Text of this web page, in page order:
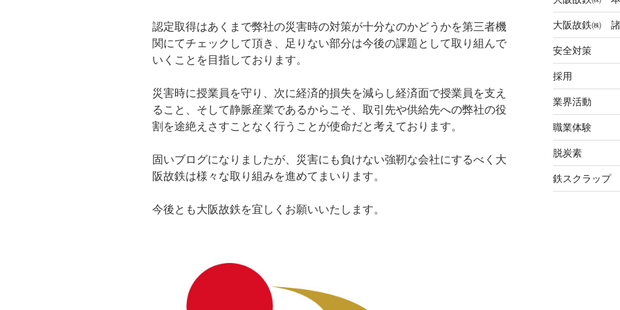
認定取得はあくまで弊社の災害時の対策が十分なのかどうかを第三者機
関にてチェックして頂き、足りない部分は今後の課題として取り組んで
いくことを目指しております。
災害時に授業員を守り、次に経済的損失を減らし経済面で授業員を支え
ること、そして静脈産業であるからこそ、取引先や供給先への弊社の役
割を途絶えさすことなく行うことが使命だと考えております。
固いブログになりましたが、災害にも負けない強靭な会社にするべく大
阪故鉄は様々な取り組みを進めてまいります。
今後とも大阪故鉄を宜しくお願いいたします。
大阪故鉄㈱
安全対策
採用
業界活動
職業体験
脱炭素
鉄スクラップ